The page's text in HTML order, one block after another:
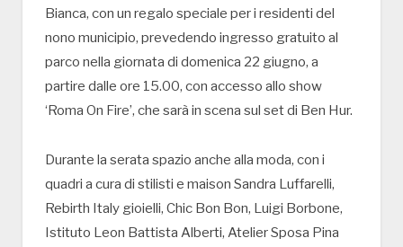
Bianca, con un regalo speciale per i residenti del
nono municipio, prevedendo ingresso gratuito al
parco nella giornata di domenica 22 giugno, a
partire dalle ore 15.00, con accesso allo show
‘Roma On Fire’, che sarà in scena sul set di Ben Hur.
Durante la serata spazio anche alla moda, con i
quadri a cura di stilisti e maison Sandra Luffarelli,
Rebirth Italy gioielli, Chic Bon Bon, Luigi Borbone,
Istituto Leon Battista Alberti, Atelier Sposa Pina